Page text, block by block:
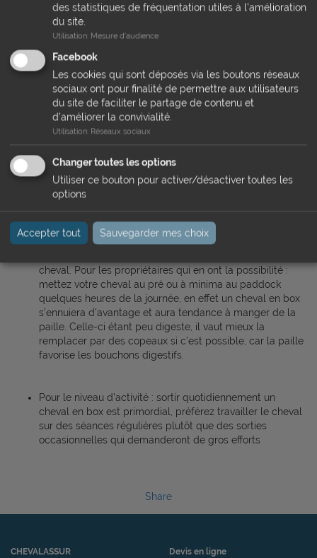
Pour les causes alimentaires : il faut veiller à donner les
repas à heures régulières et les fractionner pour éviter
que le cheval mange trop vite. On peut donner le foin
avant la ration et y ajouter une poignée de graines de lin
humide qui formera un « gel ». Le foin devant constituer
1% du poids de l’équidé, il est important que celui-ci en ai
à disposition (il doit être de bonne qualité, peu
poussiéreux et sans moisissure).
sur le sol afin d’éviter que le cheval mange de la terre et
du sable, toujours mettre à disposition de l’eau propre et
à température agréable. De manière générale sur la
santé de l’équidé : veillez à ce que sa dentition soit
mauvaise mastication et peut donc causer des coliques.
Il est également nécessaire d’assurer une vermifugation
cheval. Pour les propriétaires qui en ont la possibilité :
mettez votre cheval au pré ou à minima au paddock
quelques heures de la journée, en effet un cheval en box
s’ennuiera d’avantage et aura tendance à manger de la
paille. Celle-ci étant peu digeste, il vaut mieux la
remplacer par des copeaux si c’est possible, car la paille
favorise les bouchons digestifs.
Pour le niveau d’activité : sortir quotidiennement un
cheval en box est primordial, préférez travailler le cheval
sur des séances régulières plutôt que des sorties
occasionnelles qui demanderont de gros efforts
Share
CHEVALASSUR Devis en ligne
des statistiques de fréquentation utiles à l'amélioration
du site.
Utilisation Mesure d'audience
Facebook
Les cookies qui sont déposés via les boutons réseaux
sociaux ont pour finalité de permettre aux utilisateurs
du site de faciliter le partage de contenu et
d’améliorer la convivialité.
Utilisation Réseaux sociaux
Changer toutes les options
Utiliser ce bouton pour activer/désactiver toutes les
options
Accepter tout Sauvegarder mes choix